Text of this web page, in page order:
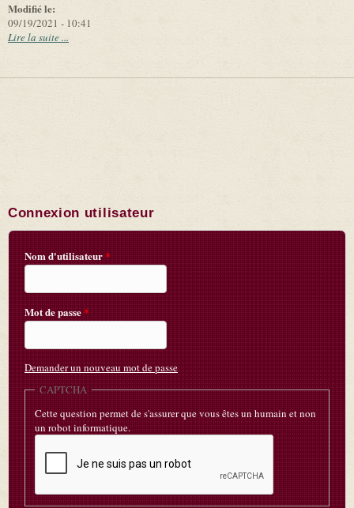
Modifié le:
09/19/2021 - 10:41
Lire la suite ...
Connexion utilisateur
Nom d'utilisateur*
Mot de passe*
Demander un nouveau mot de passe
CAPTCHA
Cette question permet de s'assurer que vous êtes un humain et non
un robot informatique.